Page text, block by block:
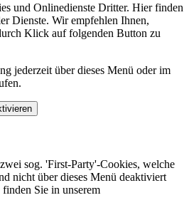
und Onlinedienste Dritter. Hier finden
Dienste. Wir empfehlen Ihnen,
Klick auf folgenden Button zu
jederzeit über dieses Menü oder im
sog. 'First-Party'-Cookies, welche
nicht über dieses Menü deaktiviert
Sie in unserem